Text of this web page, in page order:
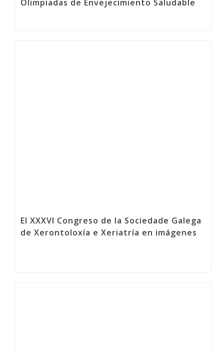
Olimpiadas de Envejecimiento Saludable
El XXXVI Congreso de la Sociedade Galega
de Xerontoloxía e Xeriatría en imágenes